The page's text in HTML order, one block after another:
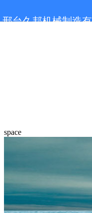
邢台久邦机械制造
space